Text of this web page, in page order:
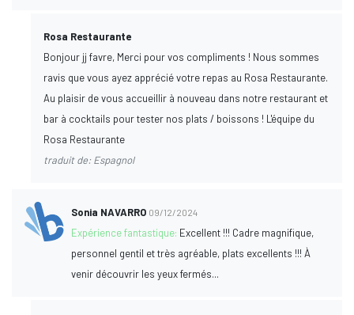
Rosa Restaurante
Bonjour jj favre, Merci pour vos compliments ! Nous sommes
ravis que vous ayez apprécié votre repas au Rosa Restaurante.
Au plaisir de vous accueillir à nouveau dans notre restaurant et
bar à cocktails pour tester nos plats / boissons ! L'équipe du
Rosa Restaurante
traduit de: Espagnol
Sonia NAVARRO 09/12/2024
Expérience fantastique: Excellent !!! Cadre magnifique,
personnel gentil et très agréable, plats excellents !!! À
venir découvrir les yeux fermés...